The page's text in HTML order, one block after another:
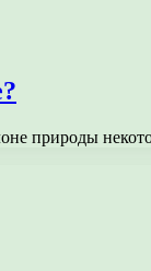
природы